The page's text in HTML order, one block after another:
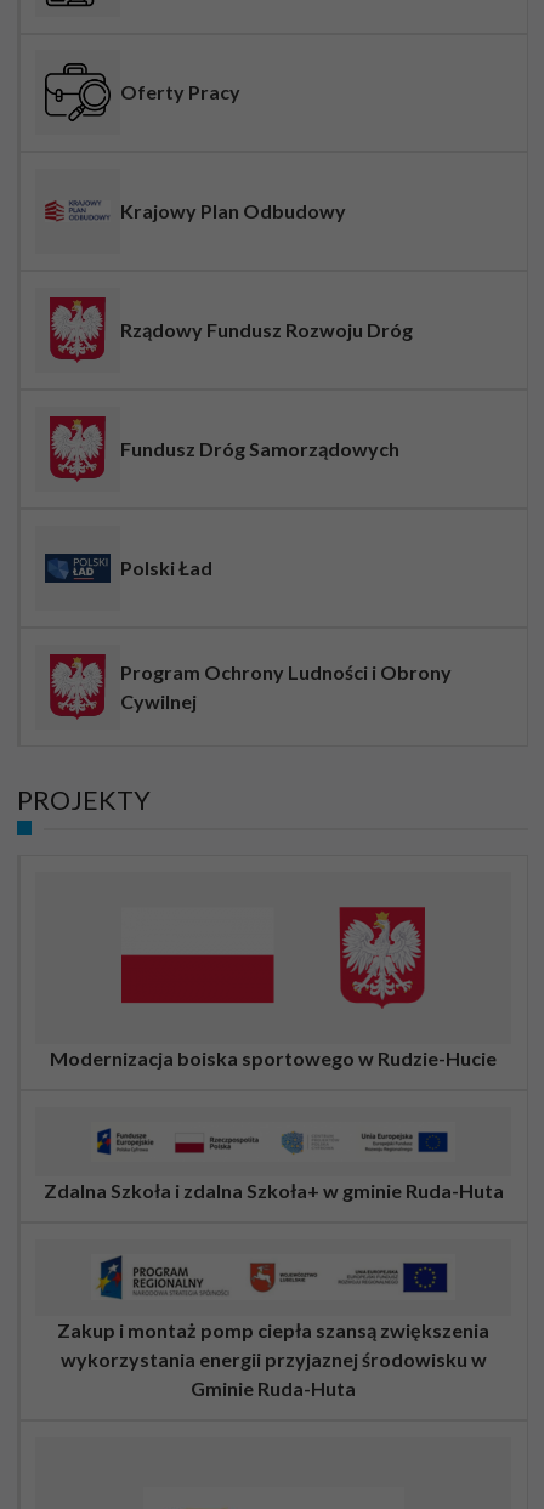
Oferty Pracy
Krajowy Plan Odbudowy
Rządowy Fundusz Rozwoju Dróg
Fundusz Dróg Samorządowych
Polski Ład
Program Ochrony Ludności i Obrony
Cywilnej
PROJEKTY
Modernizacja boiska sportowego w Rudzie-Hucie
Zdalna Szkoła i zdalna Szkoła+ w gminie Ruda-Huta
Zakup i montaż pomp ciepła szansą zwiększenia
wykorzystania energii przyjaznej środowisku w
Gminie Ruda-Huta